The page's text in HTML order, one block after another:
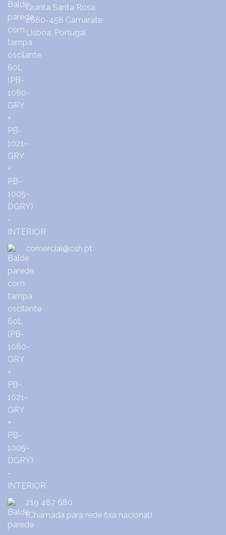
Quinta Santa Rosa,
2680-458 Camarate
Lisboa, Portugal
comercial@csh.pt
219 487 680
(Chamada para rede fixa nacional)